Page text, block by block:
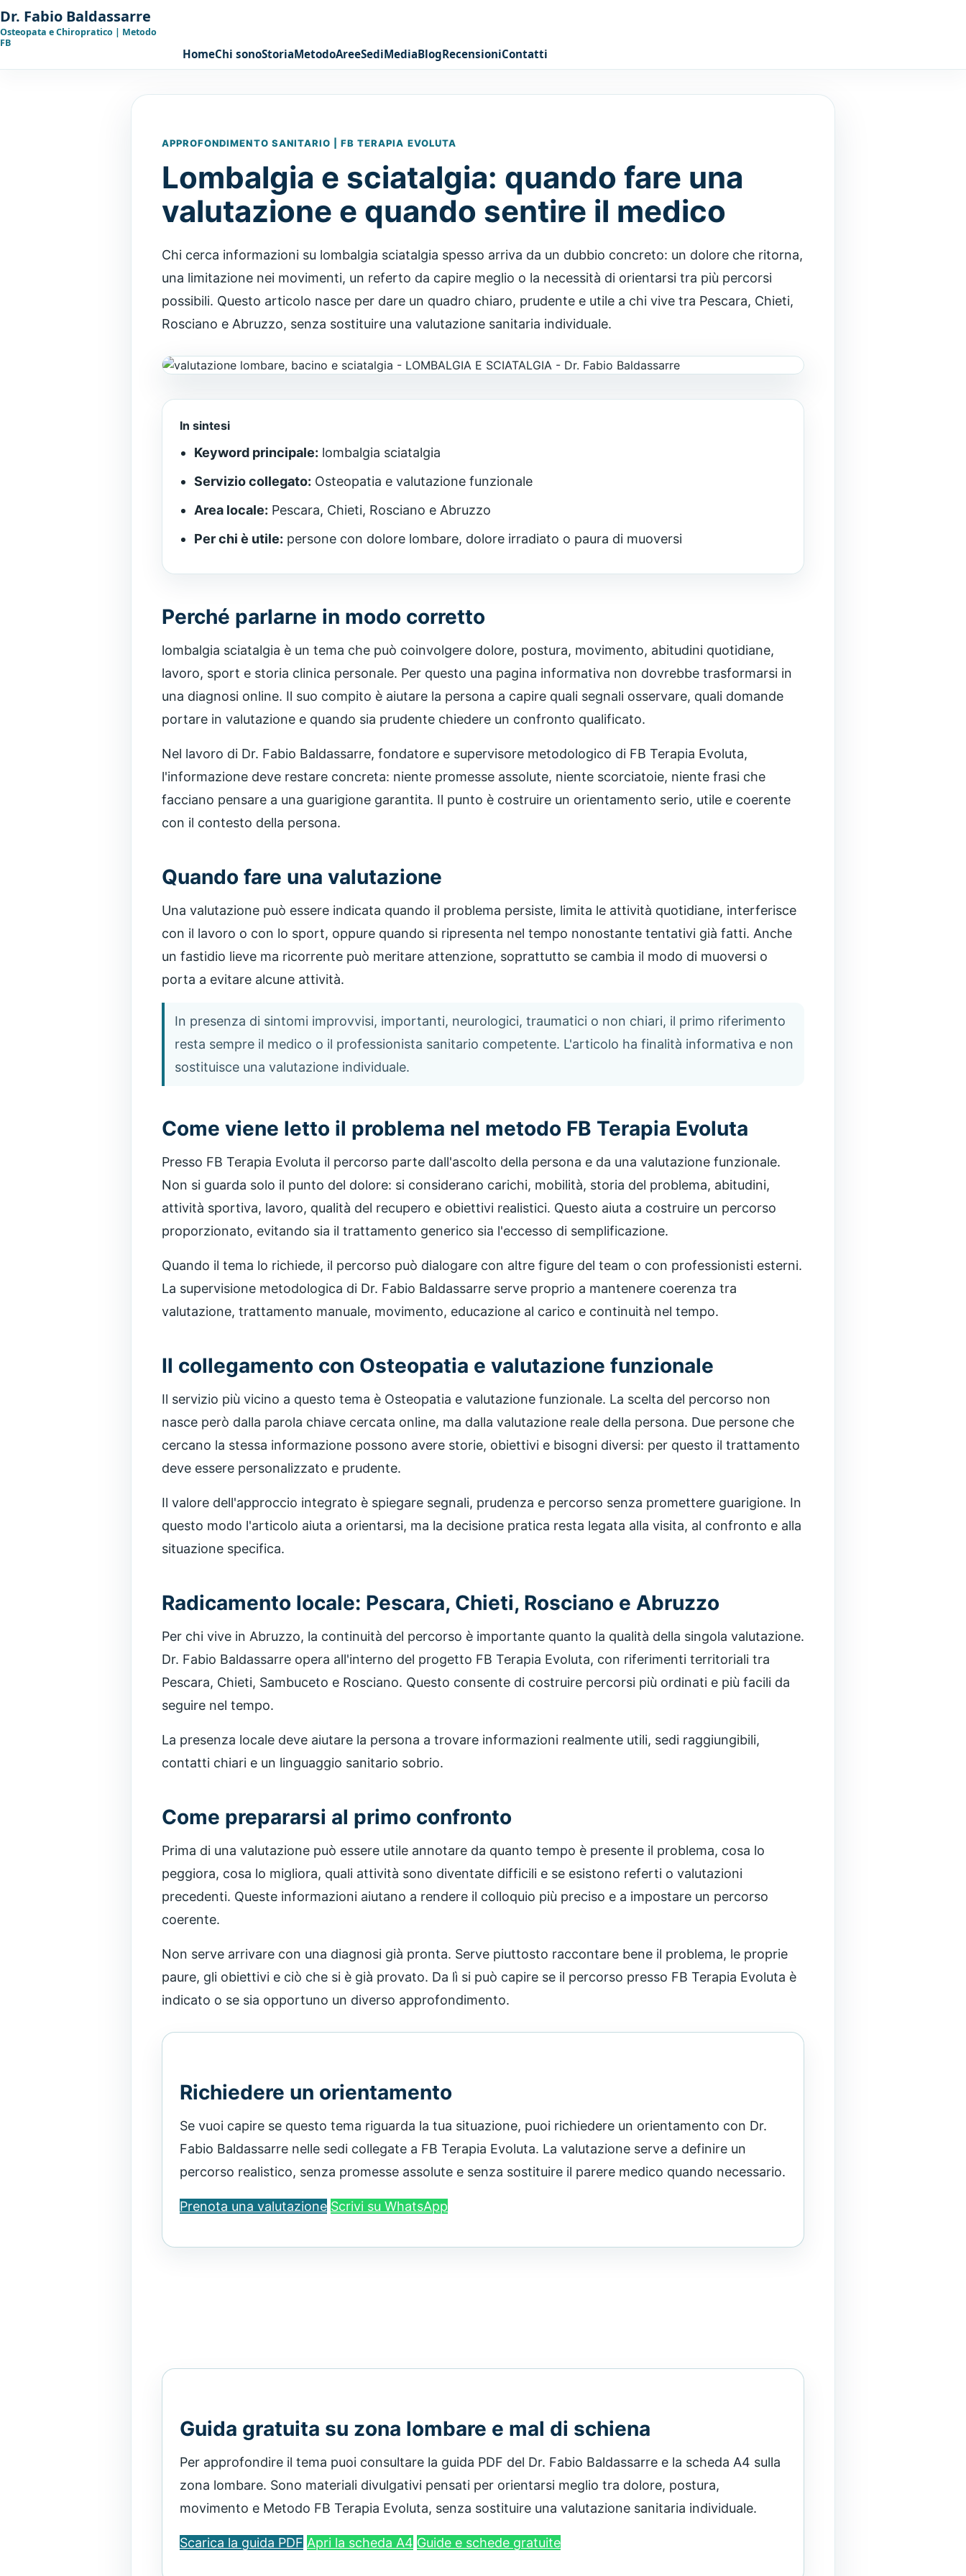
Dr. Fabio Baldassarre
Osteopata e Chiropratico | Metodo
FB
HomeChi sonoStoriaMetodoAreeSediMediaBlogRecensioniContatti
APPROFONDIMENTO SANITARIO | FB TERAPIA EVOLUTA
Lombalgia e sciatalgia: quando fare una
valutazione e quando sentire il medico
Chi cerca informazioni su lombalgia sciatalgia spesso arriva da un dubbio concreto: un dolore che ritorna,
una limitazione nei movimenti, un referto da capire meglio o la necessità di orientarsi tra più percorsi
possibili. Questo articolo nasce per dare un quadro chiaro, prudente e utile a chi vive tra Pescara, Chieti,
Rosciano e Abruzzo, senza sostituire una valutazione sanitaria individuale.
In sintesi
Keyword principale: lombalgia sciatalgia
Servizio collegato: Osteopatia e valutazione funzionale
Area locale: Pescara, Chieti, Rosciano e Abruzzo
Per chi è utile: persone con dolore lombare, dolore irradiato o paura di muoversi
Perché parlarne in modo corretto
lombalgia sciatalgia è un tema che può coinvolgere dolore, postura, movimento, abitudini quotidiane,
lavoro, sport e storia clinica personale. Per questo una pagina informativa non dovrebbe trasformarsi in
una diagnosi online. Il suo compito è aiutare la persona a capire quali segnali osservare, quali domande
portare in valutazione e quando sia prudente chiedere un confronto qualificato.
Nel lavoro di Dr. Fabio Baldassarre, fondatore e supervisore metodologico di FB Terapia Evoluta,
l'informazione deve restare concreta: niente promesse assolute, niente scorciatoie, niente frasi che
facciano pensare a una guarigione garantita. Il punto è costruire un orientamento serio, utile e coerente
con il contesto della persona.
Quando fare una valutazione
Una valutazione può essere indicata quando il problema persiste, limita le attività quotidiane, interferisce
con il lavoro o con lo sport, oppure quando si ripresenta nel tempo nonostante tentativi già fatti. Anche
un fastidio lieve ma ricorrente può meritare attenzione, soprattutto se cambia il modo di muoversi o
porta a evitare alcune attività.
In presenza di sintomi improvvisi, importanti, neurologici, traumatici o non chiari, il primo riferimento
resta sempre il medico o il professionista sanitario competente. L'articolo ha finalità informativa e non
sostituisce una valutazione individuale.
Come viene letto il problema nel metodo FB Terapia Evoluta
Presso FB Terapia Evoluta il percorso parte dall'ascolto della persona e da una valutazione funzionale.
Non si guarda solo il punto del dolore: si considerano carichi, mobilità, storia del problema, abitudini,
attività sportiva, lavoro, qualità del recupero e obiettivi realistici. Questo aiuta a costruire un percorso
proporzionato, evitando sia il trattamento generico sia l'eccesso di semplificazione.
Quando il tema lo richiede, il percorso può dialogare con altre figure del team o con professionisti esterni.
La supervisione metodologica di Dr. Fabio Baldassarre serve proprio a mantenere coerenza tra
valutazione, trattamento manuale, movimento, educazione al carico e continuità nel tempo.
Il collegamento con Osteopatia e valutazione funzionale
Il servizio più vicino a questo tema è Osteopatia e valutazione funzionale. La scelta del percorso non
nasce però dalla parola chiave cercata online, ma dalla valutazione reale della persona. Due persone che
cercano la stessa informazione possono avere storie, obiettivi e bisogni diversi: per questo il trattamento
deve essere personalizzato e prudente.
Il valore dell'approccio integrato è spiegare segnali, prudenza e percorso senza promettere guarigione. In
questo modo l'articolo aiuta a orientarsi, ma la decisione pratica resta legata alla visita, al confronto e alla
situazione specifica.
Radicamento locale: Pescara, Chieti, Rosciano e Abruzzo
Per chi vive in Abruzzo, la continuità del percorso è importante quanto la qualità della singola valutazione.
Dr. Fabio Baldassarre opera all'interno del progetto FB Terapia Evoluta, con riferimenti territoriali tra
Pescara, Chieti, Sambuceto e Rosciano. Questo consente di costruire percorsi più ordinati e più facili da
seguire nel tempo.
La presenza locale deve aiutare la persona a trovare informazioni realmente utili, sedi raggiungibili,
contatti chiari e un linguaggio sanitario sobrio.
Come prepararsi al primo confronto
Prima di una valutazione può essere utile annotare da quanto tempo è presente il problema, cosa lo
peggiora, cosa lo migliora, quali attività sono diventate difficili e se esistono referti o valutazioni
precedenti. Queste informazioni aiutano a rendere il colloquio più preciso e a impostare un percorso
coerente.
Non serve arrivare con una diagnosi già pronta. Serve piuttosto raccontare bene il problema, le proprie
paure, gli obiettivi e ciò che si è già provato. Da lì si può capire se il percorso presso FB Terapia Evoluta è
indicato o se sia opportuno un diverso approfondimento.
Richiedere un orientamento
Se vuoi capire se questo tema riguarda la tua situazione, puoi richiedere un orientamento con Dr.
Fabio Baldassarre nelle sedi collegate a FB Terapia Evoluta. La valutazione serve a definire un
percorso realistico, senza promesse assolute e senza sostituire il parere medico quando necessario.
Prenota una valutazione Scrivi su WhatsApp
Guida gratuita su zona lombare e mal di schiena
Per approfondire il tema puoi consultare la guida PDF del Dr. Fabio Baldassarre e la scheda A4 sulla
zona lombare. Sono materiali divulgativi pensati per orientarsi meglio tra dolore, postura,
movimento e Metodo FB Terapia Evoluta, senza sostituire una valutazione sanitaria individuale.
Scarica la guida PDF Apri la scheda A4 Guide e schede gratuite